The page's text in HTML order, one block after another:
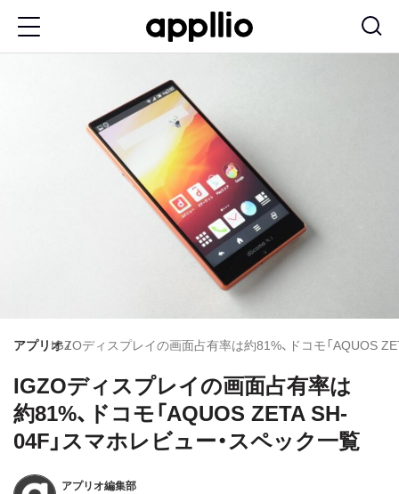
アプリオIGZOディスプレイの画面占有率は約81%、ドコモ「AQUOS
IGZOディスプレイの画面占有率は
約81%、ドコモ「AQUOS ZETA SH-
04F」スマホレビュー・スペック一覧
アプリオ編集部